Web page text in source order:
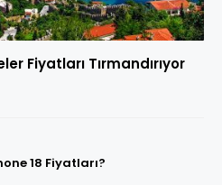
Fiyatları Tırmandırıyor
18 Fiyatları?